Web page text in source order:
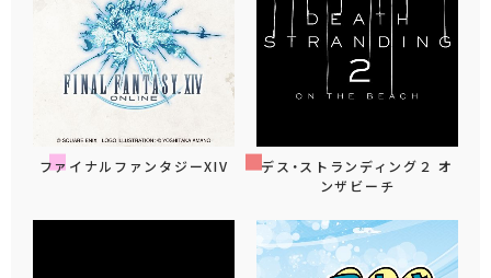
ファイナルファンタジーXIV
デス・ストランディング２ オ
ンザビーチ